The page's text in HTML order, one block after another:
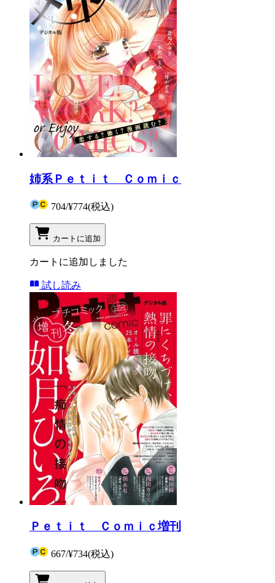
姉系Ｐｅｔｉｔ Ｃｏｍｉｃ
704/¥774(税込)
カートに追加
カートに追加しました
試し読み
Ｐｅｔｉｔ Ｃｏｍｉｃ増刊
667/¥734(税込)